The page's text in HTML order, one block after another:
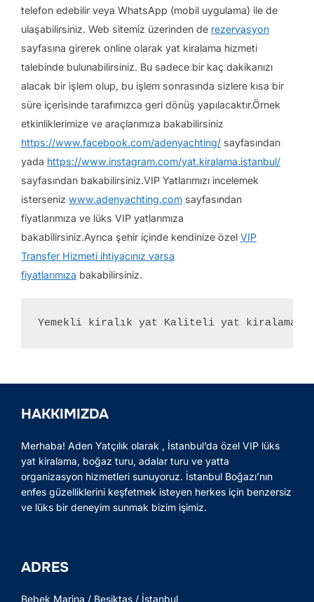
telefon edebilir veya WhatsApp (mobil uygulama) ile de
ulaşabilirsiniz. Web sitemiz üzerinden de rezervasyon
sayfasına girerek online olarak yat kiralama hizmeti
talebinde bulunabilirsiniz. Bu sadece bir kaç dakikanızı
alacak bir işlem olup, bu işlem sonrasında sizlere kısa bir
süre içerisinde tarafımızca geri dönüş yapılacaktır.Örnek
etkinliklerimize ve araçlarımıza bakabilirsiniz
https://www.facebook.com/adenyachting/ sayfasından
yada https://www.instagram.com/yat.kiralama.istanbul/
sayfasından bakabilirsiniz.VIP Yatlarımızı incelemek
isterseniz www.adenyachting.com sayfasından
fiyatlarımıza ve lüks VIP yatlarımıza
bakabilirsiniz.Ayrıca şehir içinde kendinize özel VIP
Transfer Hizmeti ihtiyacınız varsa
fiyatlarımıza bakabilirsiniz.
Yemekli kiralık yat Kaliteli yat kiralama
HAKKIMIZDA
Merhaba! Aden Yatçılık olarak , İstanbul’da özel VIP lüks
yat kiralama, boğaz turu, adalar turu ve yatta
organizasyon hizmetleri sunuyoruz. İstanbul Boğazı’nın
enfes güzelliklerini keşfetmek isteyen herkes için benzersiz
ve lüks bir deneyim sunmak bizim işimiz.
ADRES
Bebek Marina / Beşiktaş / İstanbul